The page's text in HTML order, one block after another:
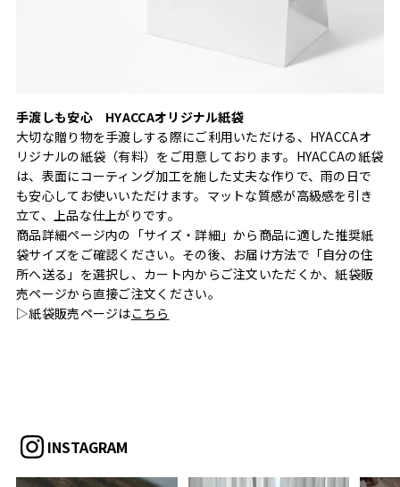
手渡しも安心 HYACCAオリジナル紙袋
大切な贈り物を手渡しする際にご利用いただける、HYACCAオ
リジナルの紙袋（有料）をご用意しております。HYACCAの紙袋
は、表面にコーティング加工を施した丈夫な作りで、雨の日で
も安心してお使いいただけます。マットな質感が高級感を引き
立て、上品な仕上がりです。
商品詳細ページ内の「サイズ・詳細」から商品に適した推奨紙
袋サイズをご確認ください。その後、お届け方法で「自分の住
所へ送る」を選択し、カート内からご注文いただくか、紙袋販
売ページから直接ご注文ください。
▷紙袋販売ページはこちら
INSTAGRAM